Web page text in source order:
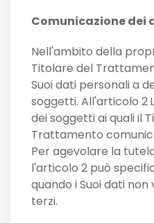
Comunicazione dei
Nell'ambito della
Titolare del
Suoi dati personali a
soggetti. All'articolo 2
dei soggetti ai quali il
Trattamento
Per agevolare la
l'articolo 2 può
quando i Suoi dati
terzi.